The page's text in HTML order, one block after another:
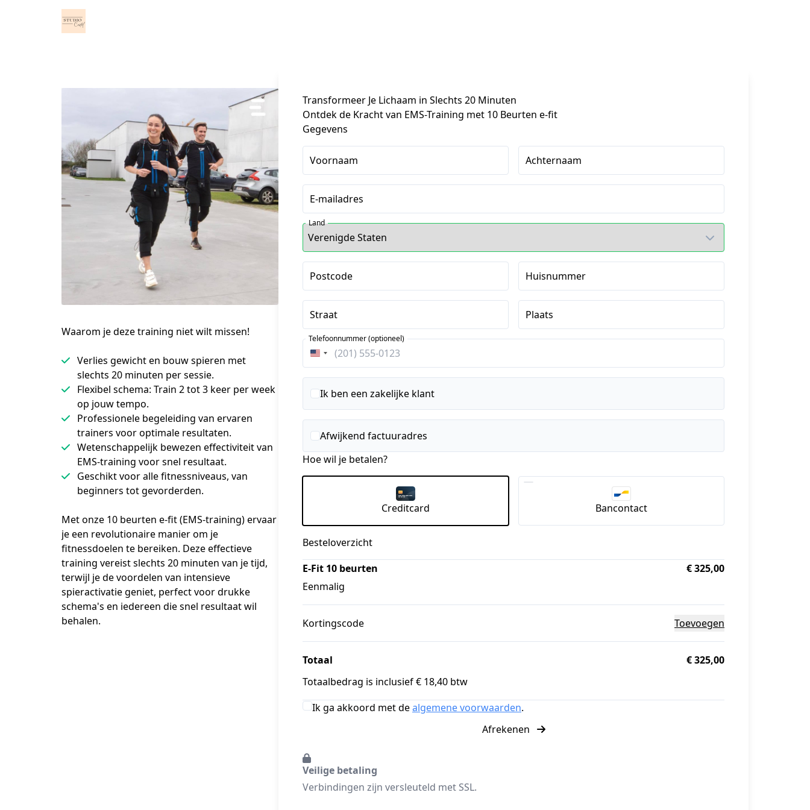
Waarom je deze training niet wilt missen!
Verlies gewicht en bouw spieren met
slechts 20 minuten per sessie.
Flexibel schema: Train 2 tot 3 keer per week
op jouw tempo.
Professionele begeleiding van ervaren
trainers voor optimale resultaten.
Wetenschappelijk bewezen effectiviteit van
EMS-training voor snel resultaat.
Geschikt voor alle fitnessniveaus, van
beginners tot gevorderden.
Met onze 10 beurten e-fit (EMS-training) ervaar
je een revolutionaire manier om je
fitnessdoelen te bereiken. Deze effectieve
training vereist slechts 20 minuten van je tijd,
terwijl je de voordelen van intensieve
spieractivatie geniet, perfect voor drukke
schema's en iedereen die snel resultaat wil
behalen.
Transformeer Je Lichaam in Slechts 20 Minuten
Ontdek de Kracht van EMS-Training met 10 Beurten e-fit
Gegevens
Voornaam Achternaam
E-mailadres
Land
Postcode Huisnummer
Straat Plaats
Verenigde
Staten
Telefoonnummer (optioneel)
Ik ben een zakelijke klant
Afwijkend factuuradres
Hoe wil je betalen?
Creditcard Bancontact
Besteloverzicht
E-Fit 10 beurten
Eenmalig
€ 325,00
Kortingscode Toevoegen
Totaal
€ 325,00
Totaalbedrag is inclusief € 18,40 btw
Ik ga akkoord met dealgemene voorwaarden.
Afrekenen
Veilige betaling
Verbindingen zijn versleuteld met SSL.